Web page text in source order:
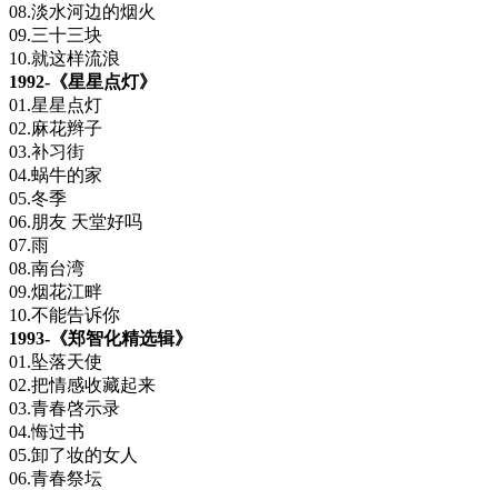
08.淡水河边的烟火
09.三十三块
10.就这样流浪
1992-《星星点灯》
01.星星点灯
02.麻花辫子
03.补习街
04.蜗牛的家
05.冬季
06.朋友 天堂好吗
07.雨
08.南台湾
09.烟花江畔
10.不能告诉你
1993-《郑智化精选辑》
01.坠落天使
02.把情感收藏起来
03.青春啓示录
04.悔过书
05.卸了妆的女人
06.青春祭坛